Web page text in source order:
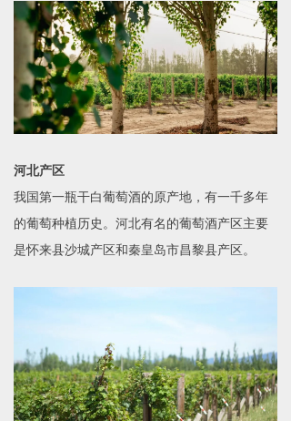
河北产区
我国第一瓶干白葡萄酒的原产地，有一千多年
的葡萄种植历史。河北有名的葡萄酒产区主要
是怀来县沙城产区和秦皇岛市昌黎县产区。